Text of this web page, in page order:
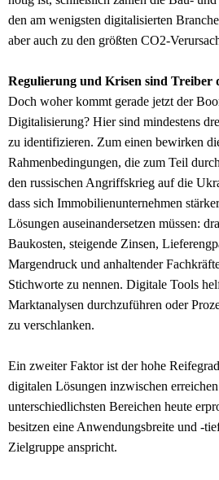
den am wenigsten digitalisierten
aber auch zu den größten CO2-
Regulierung und Krisen sind Treiber
Doch woher kommt gerade jetzt der
Digitalisierung? Hier sind mindestens
zu identifizieren. Zum einen bewirken
Rahmenbedingungen, die zum Teil
den russischen Angriffskrieg auf die
dass sich Immobilienunternehmen
Lösungen auseinandersetzen müssen:
Baukosten, steigende Zinsen,
Margendruck und anhaltender
Stichworte zu nennen. Digitale Tools
Marktanalysen durchzuführen oder
zu verschlanken.
Ein zweiter Faktor ist der hohe
digitalen Lösungen inzwischen
unterschiedlichsten Bereichen heute
besitzen eine Anwendungsbreite und -
Zielgruppe anspricht.